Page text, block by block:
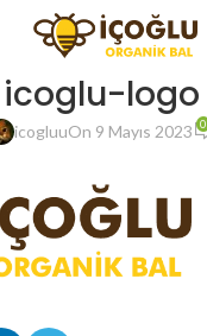
icoglu-logo
icogluuOn 9 Mayıs 2023 0